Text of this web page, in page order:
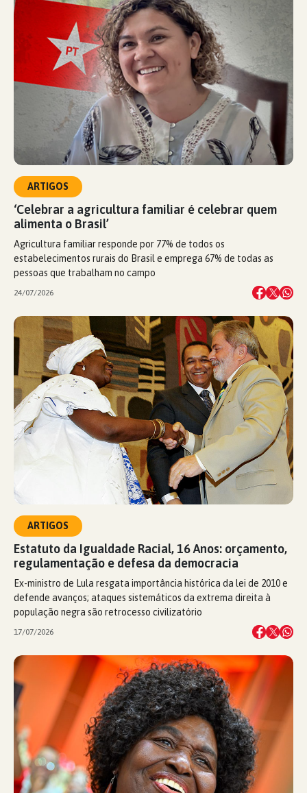
ARTIGOS
‘Celebrar a agricultura familiar é celebrar quem
alimenta o Brasil’
Agricultura familiar responde por 77% de todos os
estabelecimentos rurais do Brasil e emprega 67% de todas as
pessoas que trabalham no campo
24/07/2026
ARTIGOS
Estatuto da Igualdade Racial, 16 Anos: orçamento,
regulamentação e defesa da democracia
Ex-ministro de Lula resgata importância histórica da lei de 2010 e
defende avanços; ataques sistemáticos da extrema direita à
população negra são retrocesso civilizatório
17/07/2026